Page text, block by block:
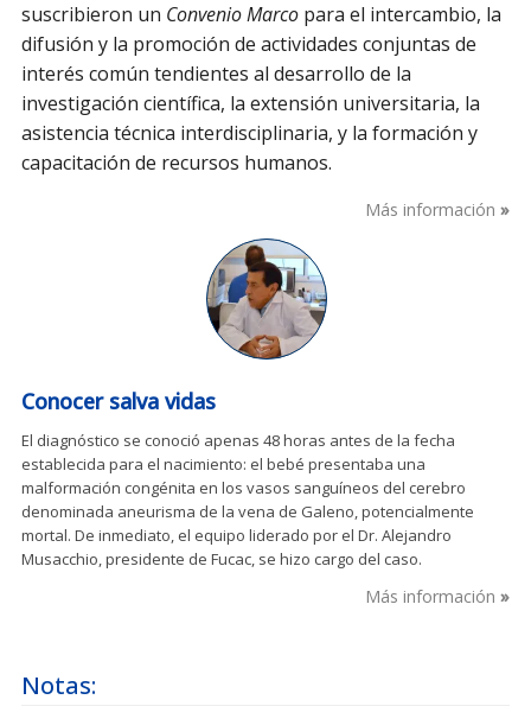
suscribieron un Convenio Marco para el intercambio, la
difusión y la promoción de actividades conjuntas de
interés común tendientes al desarrollo de la
investigación científica, la extensión universitaria, la
asistencia técnica interdisciplinaria, y la formación y
capacitación de recursos humanos.
Más información
Conocer salva vidas
El diagnóstico se conoció apenas 48 horas antes de la fecha
establecida para el nacimiento: el bebé presentaba una
malformación congénita en los vasos sanguíneos del cerebro
denominada aneurisma de la vena de Galeno, potencialmente
mortal. De inmediato, el equipo liderado por el Dr. Alejandro
Musacchio, presidente de Fucac, se hizo cargo del caso.
Más información
Notas: